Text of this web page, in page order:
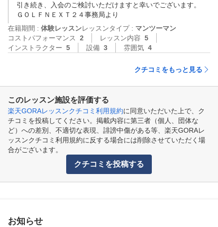
引き続き、入会のご検討いただけますと幸いでございます。
ＧＯＬＦＮＥＸＴ２４事務局より
在籍期間 : 体験レッスンレッスンタイプ : マンツーマン
コストパフォーマンス
2 レッスン内容 5
インストラクター 5 設備 3 雰囲気 4
クチコミをもっと見る
このレッスン施設を評価する
楽天GORAレッスンクチコミ利用規約に同意いただいた上で、ク
チコミを投稿してください。掲載内容に第三者（個人、団体な
ど）への差別、不適切な表現、誹謗中傷がある等、楽天GORAレ
ッスンクチコミ利用規約に反する場合には削除させていただく場
合がございます。
クチコミを投稿する
お知らせ